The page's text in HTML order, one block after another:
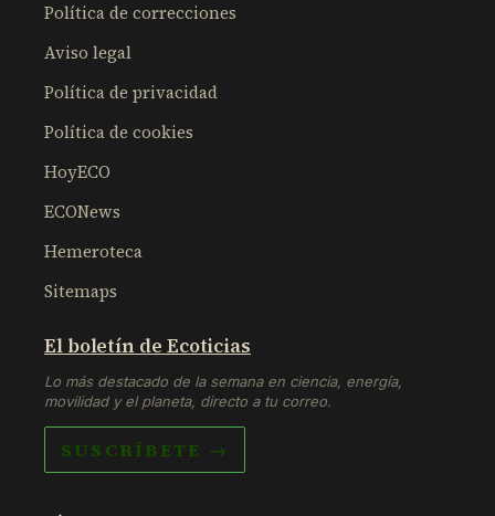
Política de correcciones
Aviso legal
Política de privacidad
Política de cookies
HoyECO
ECONews
Hemeroteca
Sitemaps
El boletín de Ecoticias
Lo más destacado de la semana en ciencia, energía,
movilidad y el planeta, directo a tu correo.
SUSCRÍBETE →